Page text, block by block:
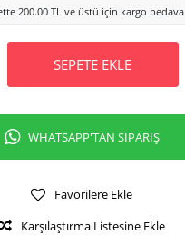
200.00TL ve üstü için kargo bedava
SEPETE EKLE
WHATSAPP'TAN SİPARİŞ
Favorilere Ekle
Karşılaştırma Listesine Ekle